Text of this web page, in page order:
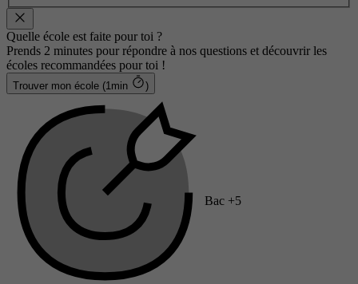
Quelle école est faite pour toi ?
Prends 2 minutes pour répondre à nos questions et découvrir les
écoles recommandées pour toi !
Trouver mon école (1min )
Bac +5